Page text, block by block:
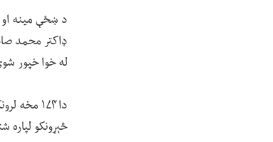
د ښځې مینه
له خوا خپور
دا ۱۷۴
څېړونکو لپاره